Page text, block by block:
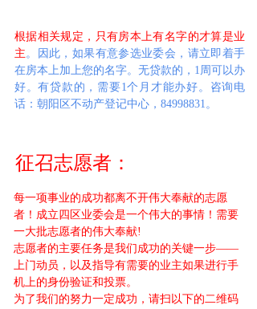
根据相关规定，只有房本上有名字的才算是业
主。因此，如果有意参选业委会，请立即着手
在房本上加上您的名字。无贷款的，1周可以办
好。有贷款的，需要1个月才能办好。 咨询电
话：朝阳区不动产登记中心，84998831。
征召志愿者：
每一项事业的成功都离不开伟大奉献的志愿
者！成立四区业委会是一个伟大的事情！需要
一大批志愿者的伟大奉献!
志愿者的主要任务是我们成功的关键一步——
上门动员，以及指导有需要的业主如果进行手
机上的身份验证和投票。
为了我们的努力一定成功，请扫以下的二维码